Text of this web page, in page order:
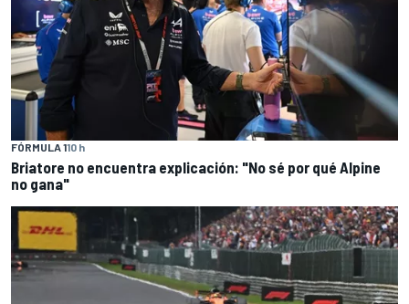
FÓRMULA 110 h
Briatore no encuentra explicación: "No sé por qué Alpine
no gana"